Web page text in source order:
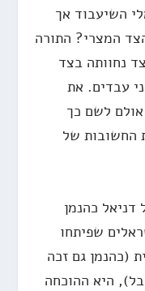
השיעבוד אך
המצרי? התורה
נחוותה בצד
עבדים. את
לשם כך
החשובות של
דניאל כהנמן
שפיתחו
(כהנמן גם זכה
היא ההוכחה